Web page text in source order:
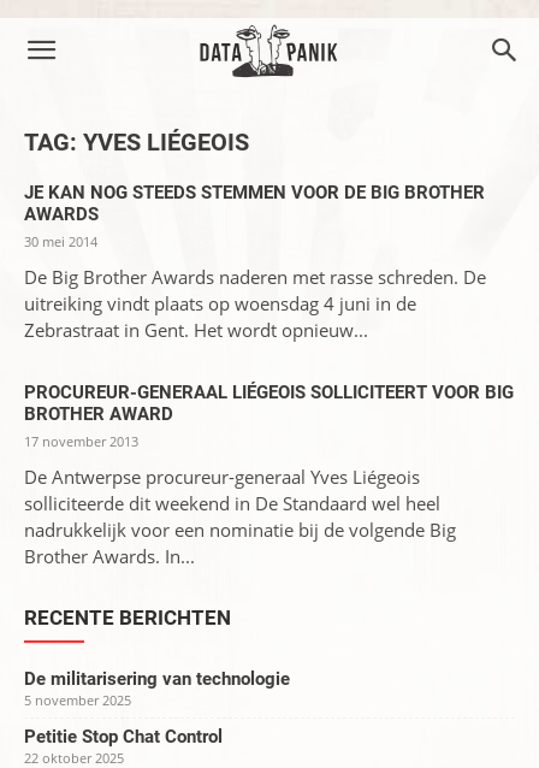
TAG: YVES LIÉGEOIS
JE KAN NOG STEEDS STEMMEN VOOR DE BIG BROTHER
AWARDS
30 mei 2014
De Big Brother Awards naderen met rasse schreden. De
uitreiking vindt plaats op woensdag 4 juni in de
Zebrastraat in Gent. Het wordt opnieuw...
PROCUREUR-GENERAAL LIÉGEOIS SOLLICITEERT VOOR BIG
BROTHER AWARD
17 november 2013
De Antwerpse procureur-generaal Yves Liégeois
solliciteerde dit weekend in De Standaard wel heel
nadrukkelijk voor een nominatie bij de volgende Big
Brother Awards. In...
RECENTE BERICHTEN
De militarisering van technologie
5 november 2025
Petitie Stop Chat Control
22 oktober 2025